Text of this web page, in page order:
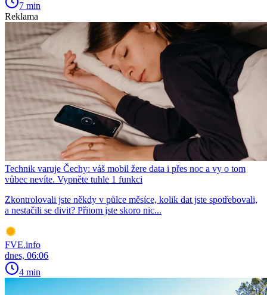
7 min
Reklama
Technik varuje Čechy: váš mobil žere data i přes noc a vy o tom
vůbec nevíte. Vypněte tuhle 1 funkci
Zkontrolovali jste někdy v půlce měsíce, kolik dat jste spotřebovali,
a nestačili se divit? Přitom jste skoro nic...
FVE.info
dnes, 06:06
4 min